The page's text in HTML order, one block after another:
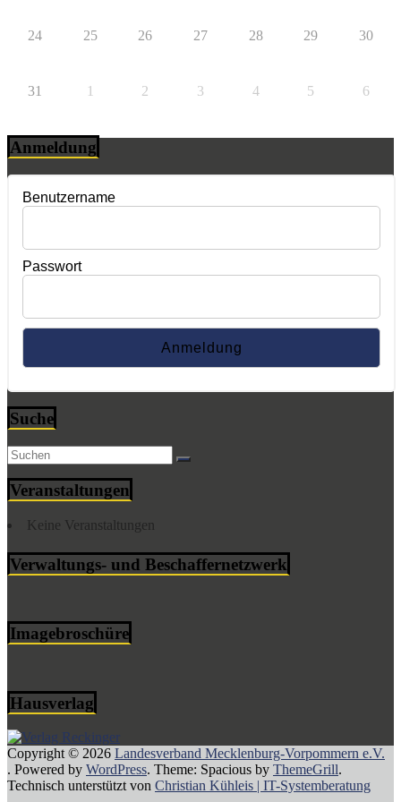
24 25 26 27 28 29 30
31 1 2 3 4 5 6
Anmeldung
Benutzername
Passwort
Suche
Veranstaltungen
Keine Veranstaltungen
Verwaltungs- und Beschaffernetzwerk
Imagebroschüre
Hausverlag
Copyright © 2026 Landesverband Mecklenburg-Vorpommern e.V.
. Powered by WordPress. Theme: Spacious by ThemeGrill.
Technisch unterstützt von Christian Kühleis | IT-Systemberatung